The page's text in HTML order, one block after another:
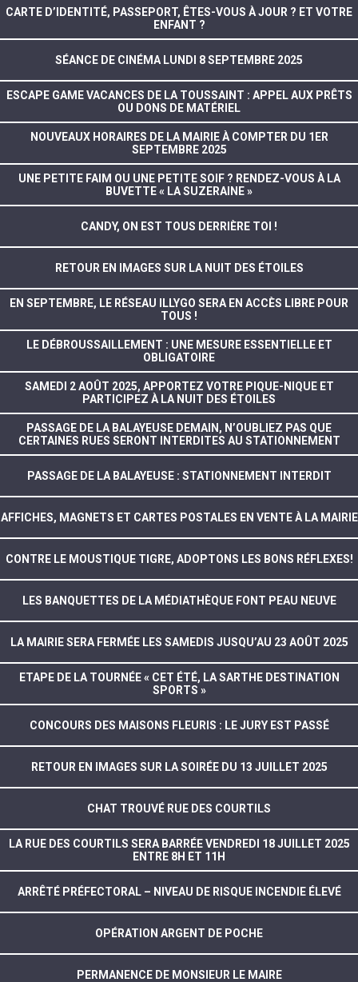
CARTE D’IDENTITÉ, PASSEPORT, ÊTES-VOUS À JOUR ? ET VOTRE
ENFANT ?
SÉANCE DE CINÉMA LUNDI 8 SEPTEMBRE 2025
ESCAPE GAME VACANCES DE LA TOUSSAINT : APPEL AUX PRÊTS
OU DONS DE MATÉRIEL
NOUVEAUX HORAIRES DE LA MAIRIE À COMPTER DU 1ER
SEPTEMBRE 2025
UNE PETITE FAIM OU UNE PETITE SOIF ? RENDEZ-VOUS À LA
BUVETTE « LA SUZERAINE »
CANDY, ON EST TOUS DERRIÈRE TOI !
RETOUR EN IMAGES SUR LA NUIT DES ÉTOILES
EN SEPTEMBRE, LE RÉSEAU ILLYGO SERA EN ACCÈS LIBRE POUR
TOUS !
LE DÉBROUSSAILLEMENT : UNE MESURE ESSENTIELLE ET
OBLIGATOIRE
SAMEDI 2 AOÛT 2025, APPORTEZ VOTRE PIQUE-NIQUE ET
PARTICIPEZ À LA NUIT DES ÉTOILES
PASSAGE DE LA BALAYEUSE DEMAIN, N’OUBLIEZ PAS QUE
CERTAINES RUES SERONT INTERDITES AU STATIONNEMENT
PASSAGE DE LA BALAYEUSE : STATIONNEMENT INTERDIT
AFFICHES, MAGNETS ET CARTES POSTALES EN VENTE À LA MAIRIE
CONTRE LE MOUSTIQUE TIGRE, ADOPTONS LES BONS RÉFLEXES!
LES BANQUETTES DE LA MÉDIATHÈQUE FONT PEAU NEUVE
LA MAIRIE SERA FERMÉE LES SAMEDIS JUSQU’AU 23 AOÛT 2025
ETAPE DE LA TOURNÉE « CET ÉTÉ, LA SARTHE DESTINATION
SPORTS »
CONCOURS DES MAISONS FLEURIS : LE JURY EST PASSÉ
RETOUR EN IMAGES SUR LA SOIRÉE DU 13 JUILLET 2025
CHAT TROUVÉ RUE DES COURTILS
LA RUE DES COURTILS SERA BARRÉE VENDREDI 18 JUILLET 2025
ENTRE 8H ET 11H
ARRÊTÉ PRÉFECTORAL – NIVEAU DE RISQUE INCENDIE ÉLEVÉ
OPÉRATION ARGENT DE POCHE
PERMANENCE DE MONSIEUR LE MAIRE